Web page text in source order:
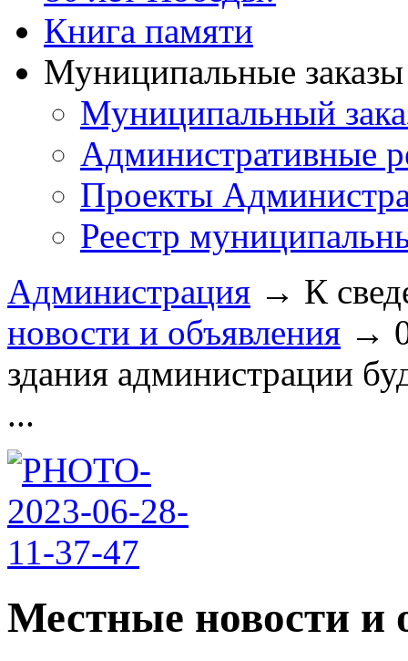
Книга памяти
Муниципальные
Муниципальный
Административные
Проекты
Реестр
Администрация → К
новости и объявления →
здания администрации
...
Местные новости и